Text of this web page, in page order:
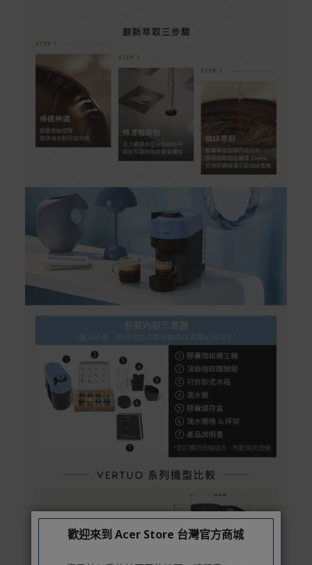
歡迎來到 Acer Store 台灣官方商城